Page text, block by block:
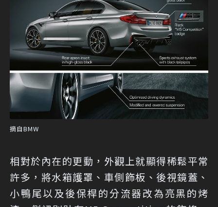
摘自BMW
相對於內在的更動，外觀上就顯得稀鬆平常
許多，將水箱護罩、車側飾板、後視鏡蓋、
小鴨尾以及後保桿的分流器改為亮黑的烤